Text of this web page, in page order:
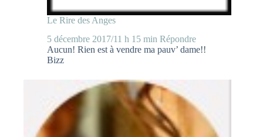
Le Rire des Anges
5 décembre 2017/11 h 15 min Répondre
Aucun! Rien est à vendre ma pauv’ dame!!
Bizz